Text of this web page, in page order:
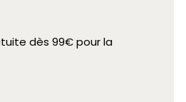
dès 99€ pour la